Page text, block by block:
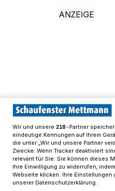
zur
Wir und unsere 218-Partner
eindeutige Kennungen auf Ihrem
die unter „Wir und unsere Partner
Zwecke. Wenn Tracker deaktiviert
relevant für Sie. Sie können dieses
Ihre Einwilligung zu widerrufen,
Webseite klicken. Ihre
unserer Datenschutzerklärung.